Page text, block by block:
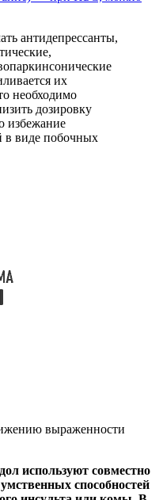
антидепрессанты,
их
необходимо
дозировку
избежание
в виде побочных
выраженности
используют совместно
способностей